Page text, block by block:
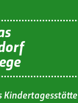
Kindertagesstätte